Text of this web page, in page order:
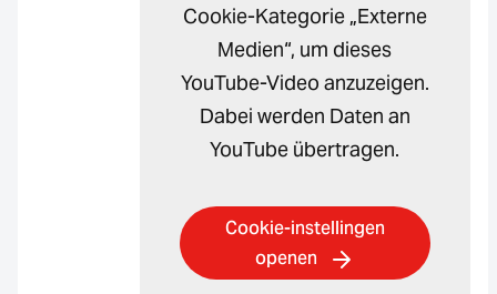
Cookie-Kategorie „Externe
Medien“, um dieses
YouTube-Video anzuzeigen.
Dabei werden Daten an
YouTube übertragen.
Cookie-instellingen
openen